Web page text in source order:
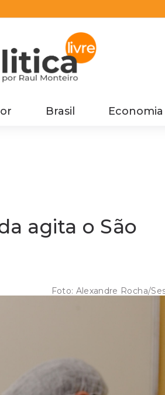
Brasil Economia
agita o São
Foto: Alexandre Rocha/